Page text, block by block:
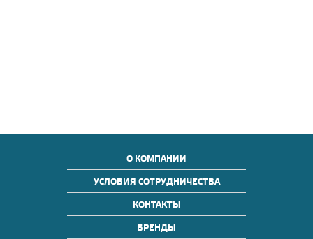
О КОМПАНИИ
УСЛОВИЯ СОТРУДНИЧЕСТВА
КОНТАКТЫ
БРЕНДЫ